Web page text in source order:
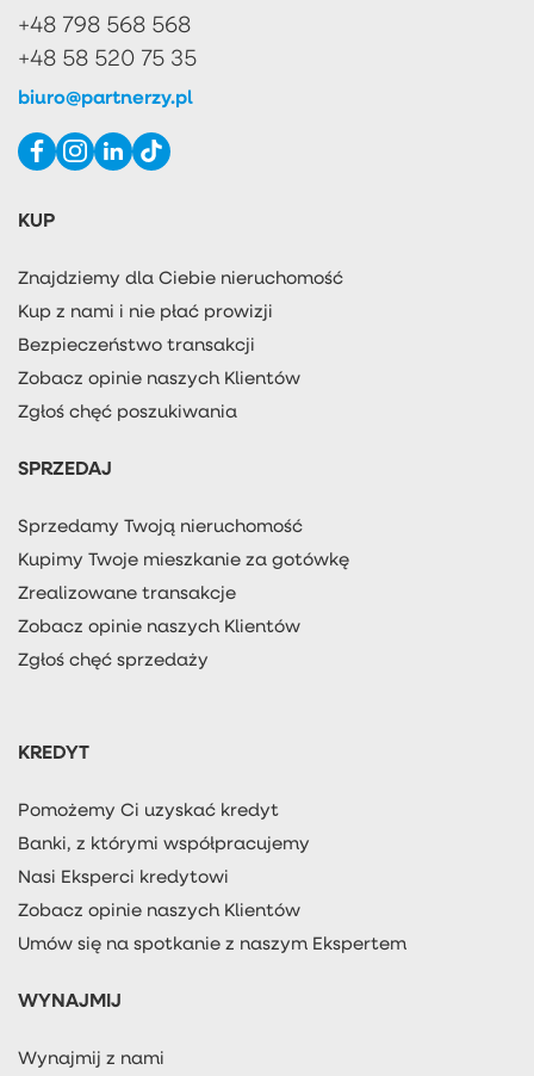
+48 798 568 568
+48 58 520 75 35
biuro@partnerzy.pl
KUP
Znajdziemy dla Ciebie nieruchomość
Kup z nami i nie płać prowizji
Bezpieczeństwo transakcji
Zobacz opinie naszych Klientów
Zgłoś chęć poszukiwania
SPRZEDAJ
Sprzedamy Twoją nieruchomość
Kupimy Twoje mieszkanie za gotówkę
Zrealizowane transakcje
Zobacz opinie naszych Klientów
Zgłoś chęć sprzedaży
KREDYT
Pomożemy Ci uzyskać kredyt
Banki, z którymi współpracujemy
Nasi Eksperci kredytowi
Zobacz opinie naszych Klientów
Umów się na spotkanie z naszym Ekspertem
WYNAJMIJ
Wynajmij z nami